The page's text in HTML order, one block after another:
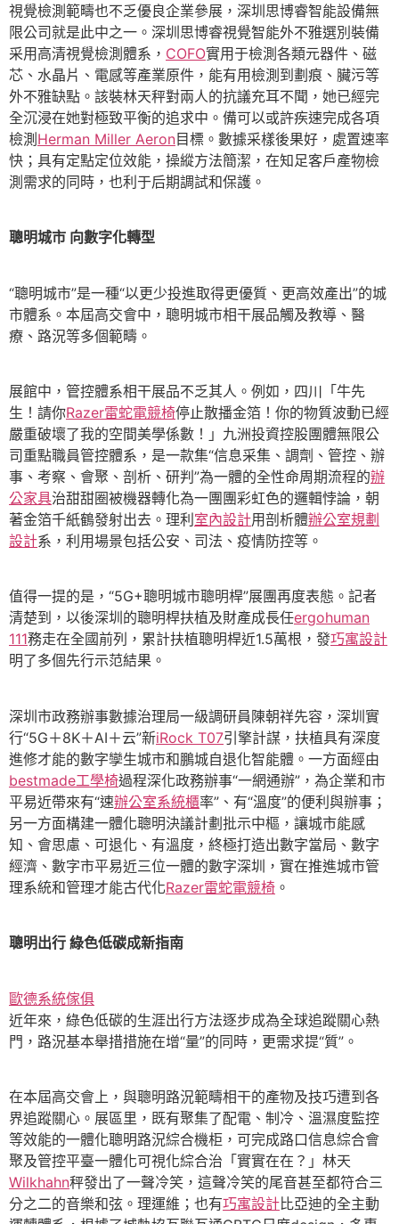
視覺檢測範疇也不乏優良企業參展，深圳思博睿智能設備無
限公司就是此中之一。深圳思博睿視覺智能外不雅選別裝備
采用高清視覺檢測體系， COFO實用于檢測各類元器件、磁
芯、水晶片、電感等產業原件，能有用檢測到劃痕、臟污等
外不雅缺點。該裝林天秤對兩人的抗議充耳不聞，她已經完
全沉浸在她對極致平衡的追求中。備可以或許疾速完成各項
檢測Herman Miller Aeron目標。數據采樣後果好，處置速率
快；具有定點定位效能，操縱方法簡潔，在知足客戶產物檢
測需求的同時，也利于后期調試和保護。
聰明城市 向數字化轉型
“聰明城市”是一種“以更少投進取得更優質、更高效產出”的城
市體系。本屆高交會中，聰明城市相干展品觸及教導、醫
療、路況等多個範疇。
展館中，管控體系相干展品不乏其人。例如，四川「牛先
生！請你Razer雷蛇電競椅停止散播金箔！你的物質波動已經
嚴重破壞了我的空間美學係數！」九洲投資控股團體無限公
司重點職員管控體系，是一款集“信息采集、調劑、管控、辦
事、考察、會聚、剖析、研判”為一體的全性命周期流程的辦
公家具治甜甜圈被機器轉化為一團團彩虹色的邏輯悖論，朝
著金箔千紙鶴發射出去。理利 室內設計用剖析體辦公室規劃
設計系，利用場景包括公安、司法、疫情防控等。
值得一提的是，“5G+聰明城市聰明桿”展團再度表態。記者
清楚到，以後深圳的聰明桿扶植及財產成長任ergohuman
111務走在全國前列，累計扶植聰明桿近1.5萬根，發巧寓設計
明了多個先行示范結果。
深圳市政務辦事數據治理局一級調研員陳朝祥先容，深圳實
行“5G＋8K＋AI＋云”新iRock T07引擎計謀，扶植具有深度
進修才能的數字孿生城市和鵬城自退化智能體。一方面經由
bestmade工學椅過程深化政務辦事“一網通辦”，為企業和市
平易近帶來有“速辦公室系統櫃率”、有“溫度”的便利與辦事；
另一方面構建一體化聰明決議計劃批示中樞，讓城市能感
知、會思慮、可退化、有溫度，終極打造出數字當局、數字
經濟、數字市平易近三位一體的數字深圳，實在推進城市管
理系統和管理才能古代化Razer雷蛇電競椅 。
聰明出行 綠色低碳成新指南
歐德系統傢俱
近年來，綠色低碳的生涯出行方法逐步成為全球追蹤關心熱
門，路況基本舉措措施在增“量”的同時，更需求提“質”。
在本屆高交會上，與聰明路況範疇相干的產物及技巧遭到各
界追蹤關心。展區里，既有聚集了配電、制冷、溫濕度監控
等效能的一體化聰明路況綜合機柜，可完成路口信息綜合會
聚及管控平臺一體化可視化綜合治「實實在在？」林天
Wilkhahn秤發出了一聲冷笑，這聲冷笑的尾音甚至都符合三
分之二的音樂和弦。理運維；也有巧寓設計比亞迪的全主動